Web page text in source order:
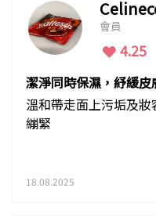
會員
4.25
潔淨同時保濕，紓緩皮
溫和帶走面上污垢及
繃緊
18.08.2025